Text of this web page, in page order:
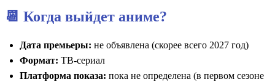
📆 Когда выйдет аниме?
Дата премьеры: не объявлена (скорее всего 2027 год)
Формат: ТВ-сериал
Платформа показа: пока не определена (в первом сезоне